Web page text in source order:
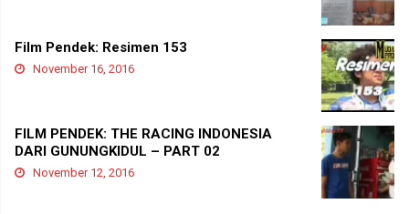
Film Pendek: Resimen 153
November 16, 2016
FILM PENDEK: THE RACING INDONESIA
DARI GUNUNGKIDUL – PART 02
November 12, 2016